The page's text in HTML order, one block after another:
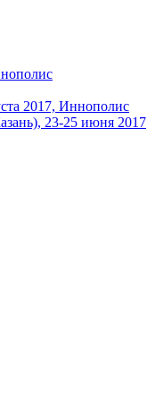
2017, Иннополис
23-25 июня 2017